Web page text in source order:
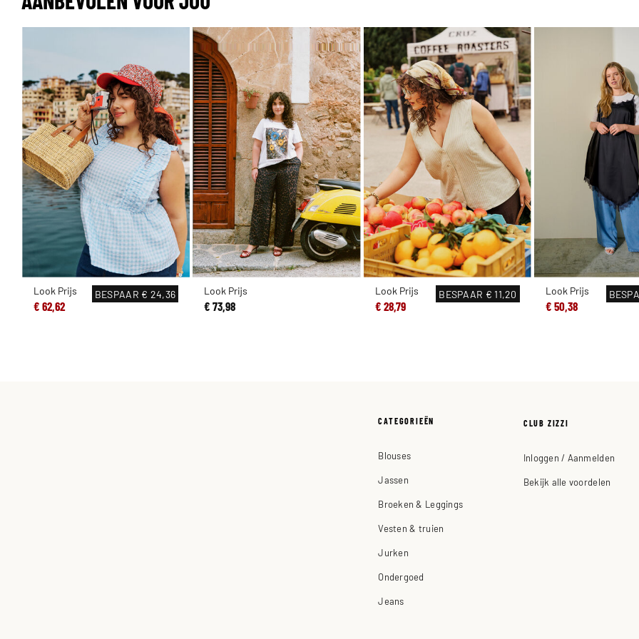
Look Prijs
€ 62,62
BESPAAR € 24,36 Look Prijs
€ 73,98
Look Prijs
€ 28,79
BESPAAR € 11,20 Look Prijs
€ 50,38
CATEGORIEËN
Blouses
Jassen
Broeken & Leggings
Vesten & truien
Jurken
Ondergoed
Jeans
CLUB ZIZZI
Inloggen / Aanmelden
Bekijk alle voordelen